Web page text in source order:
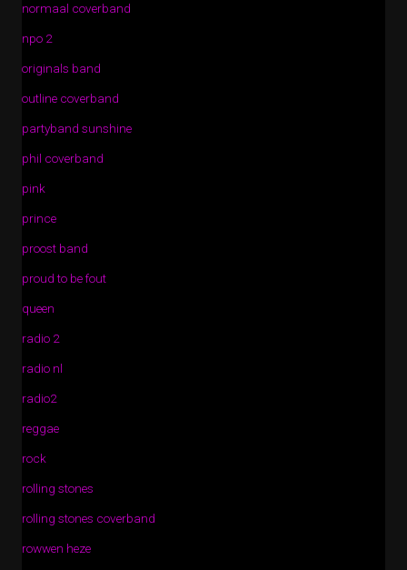
normaal coverband
npo 2
originals band
outline coverband
partyband sunshine
phil coverband
pink
prince
proost band
proud to be fout
queen
radio 2
radio nl
radio2
reggae
rock
rolling stones
rolling stones coverband
rowwen heze